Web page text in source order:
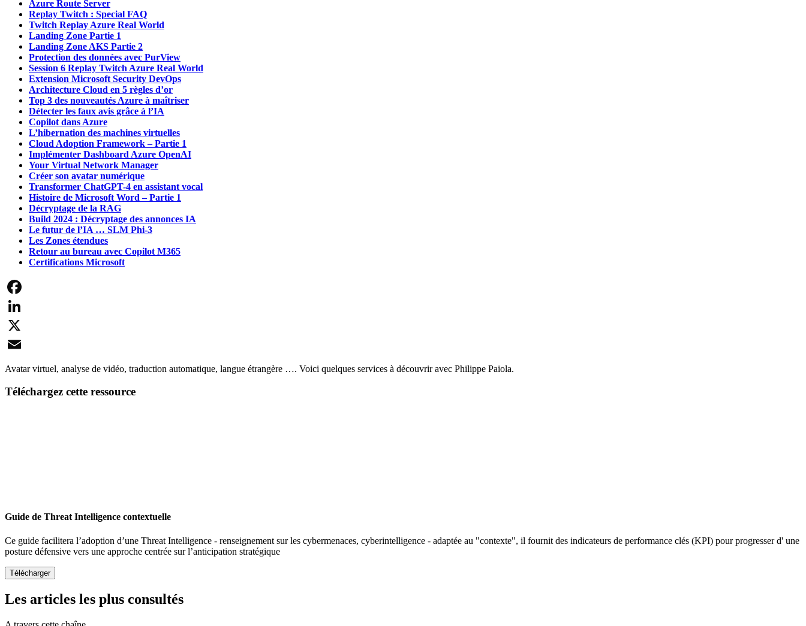
Azure Route Server
Replay Twitch : Special FAQ
Twitch Replay Azure Real World
Landing Zone Partie 1
Landing Zone AKS Partie 2
Protection des données avec PurView
Session 6 Replay Twitch Azure Real World
Extension Microsoft Security DevOps
Architecture Cloud en 5 règles d’or
Top 3 des nouveautés Azure à maîtriser
Détecter les faux avis grâce à l’IA
Copilot dans Azure
L’hibernation des machines virtuelles
Cloud Adoption Framework – Partie 1
Implémenter Dashboard Azure OpenAI
Your Virtual Network Manager
Créer son avatar numérique
Transformer ChatGPT-4 en assistant vocal
Histoire de Microsoft Word – Partie 1
Décryptage de la RAG
Build 2024 : Décryptage des annonces IA
Le futur de l’IA … SLM Phi-3
Les Zones étendues
Retour au bureau avec Copilot M365
Certifications Microsoft
Facebook
LinkedIn
X
Email
Avatar virtuel, analyse de vidéo, traduction automatique, langue étrangère …. Voici quelques services à découvrir avec Philippe Paiola.
Téléchargez cette ressource
Guide de Threat Intelligence contextuelle
Ce guide facilitera l’adoption d’une Threat Intelligence - renseignement sur les cybermenaces, cyberintelligence - adaptée au "contexte", il fournit des indicateurs de performance clés (KPI) pour progresser d' une
posture défensive vers une approche centrée sur l’anticipation stratégique
Les articles les plus consultés